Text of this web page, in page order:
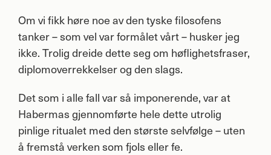
Om vi fikk høre noe av den tyske filosofens
tanker – som vel var formålet vårt – husker jeg
ikke. Trolig dreide dette seg om høflighetsfraser,
diplomoverrekkelser og den slags.
Det som i alle fall var så imponerende, var at
Habermas gjennomførte hele dette utrolig
pinlige ritualet med den største selvfølge – uten
å fremstå verken som fjols eller fe.